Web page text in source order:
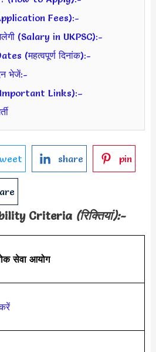
Fees):-
(Salary in UKPSC):-
(महत्वपूर्ण दिनांक):-
भेजें:-
(Important Links):–
share pin
Criteria (रिक्तियां):-
सेवा आयोग